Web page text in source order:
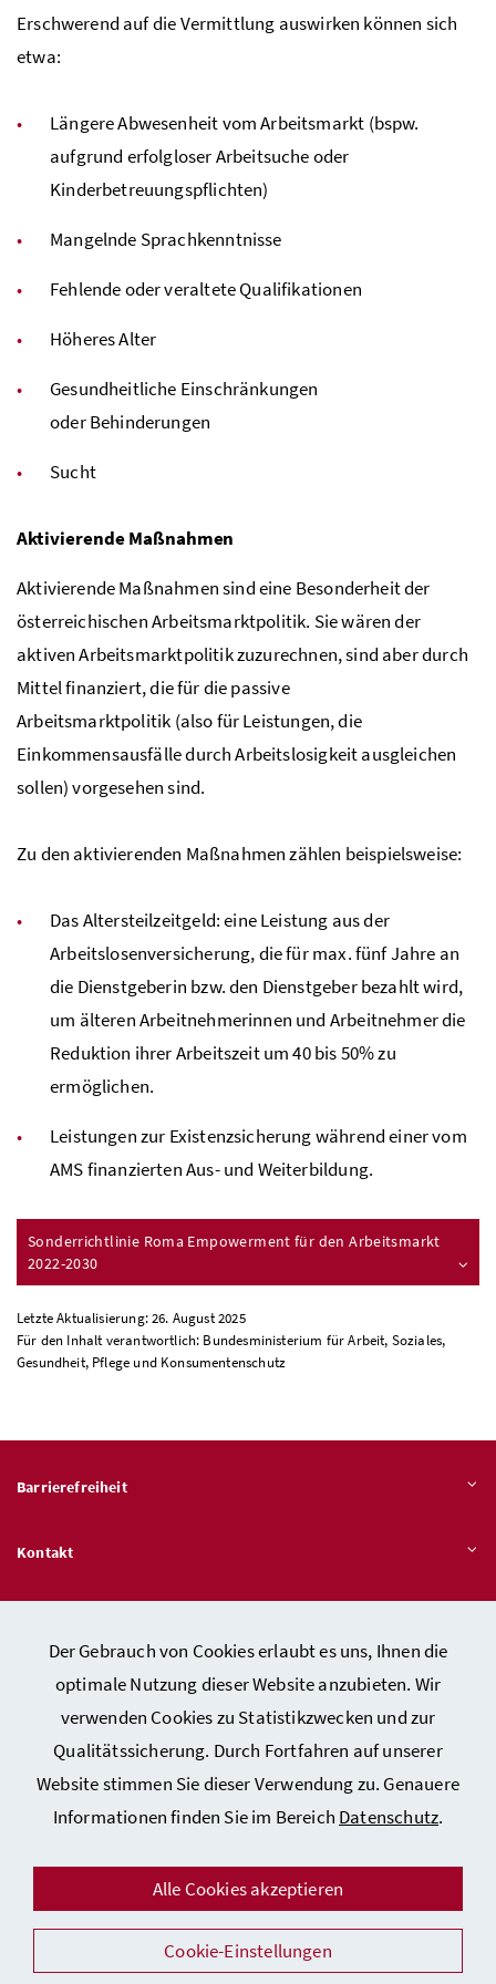
Der Gebrauch von Cookies erlaubt es uns, Ihnen die
optimale Nutzung dieser Website anzubieten. Wir
verwenden Cookies zu Statistikzwecken und zur
Qualitätssicherung. Durch Fortfahren auf unserer
Website stimmen Sie dieser Verwendung zu. Genauere
Informationen finden Sie im Bereich Datenschutz.
Alle Cookies akzeptieren
Cookie-Einstellungen
Erschwerend auf die Vermittlung auswirken können sich
etwa:
Längere Abwesenheit vom Arbeitsmarkt (bspw.
aufgrund erfolgloser Arbeitsuche oder
Kinderbetreuungspflichten)
Mangelnde Sprachkenntnisse
Fehlende oder veraltete Qualifikationen
Höheres Alter
Gesundheitliche Einschränkungen
oder Behinderungen
Sucht
Aktivierende Maßnahmen
Aktivierende Maßnahmen sind eine Besonderheit der
österreichischen Arbeitsmarktpolitik. Sie wären der
aktiven Arbeitsmarktpolitik zuzurechnen, sind aber durch
Mittel finanziert, die für die passive
Arbeitsmarktpolitik (also für Leistungen, die
Einkommensausfälle durch Arbeitslosigkeit ausgleichen
sollen) vorgesehen sind.
Zu den aktivierenden Maßnahmen zählen beispielsweise:
Das Altersteilzeitgeld: eine Leistung aus der
Arbeitslosenversicherung, die fürmax.fünf Jahre an
die Dienstgeberin bzw.den Dienstgeber bezahlt wird,
um älteren Arbeitnehmerinnen und Arbeitnehmer die
Reduktion ihrer Arbeitszeit um 40 bis 50% zu
ermöglichen.
Leistungen zur Existenzsicherung während einer vom
AMSfinanzierten Aus- und Weiterbildung.
Sonderrichtlinie Roma Empowerment für den Arbeitsmarkt
2022-2030
Letzte Aktualisierung: 26. August 2025
Für den Inhalt verantwortlich: Bundesministerium für Arbeit, Soziales,
Gesundheit, Pflege und Konsumentenschutz
Barrierefreiheit
Kontakt
Hinweisgeber:innen – Stelle für Rechtsverletzungen
Barrierefreiheitserklärung
Impressum
Auszeichnungen